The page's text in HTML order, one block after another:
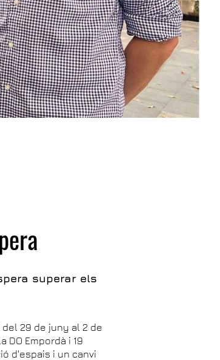
superar els
29 de juny al 2 de
DO Empordà i 19
d'espais i un canvi